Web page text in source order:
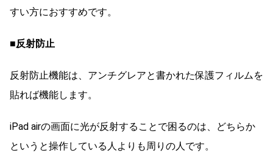
すい方におすすめです。
■反射防止
反射防止機能は、アンチグレアと書かれた保護フィルムを
貼れば機能します。
iPad airの画面に光が反射することで困るのは、どちらか
というと操作している人よりも周りの人です。